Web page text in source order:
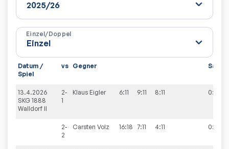
Einzel/Doppel
Datum /
Spiel
vs Gegner Sätze
13.4.2026
SKG 1888
Walldorf II
2-
1
Klaus Eigler 6:11 9:11 8:11 0:3
2-
2
Carsten Volz 16:18 7:11 4:11 0:3